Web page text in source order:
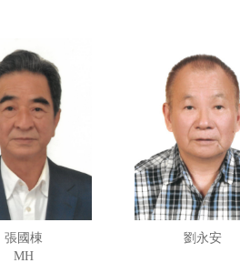
張國棟
MH
劉永安